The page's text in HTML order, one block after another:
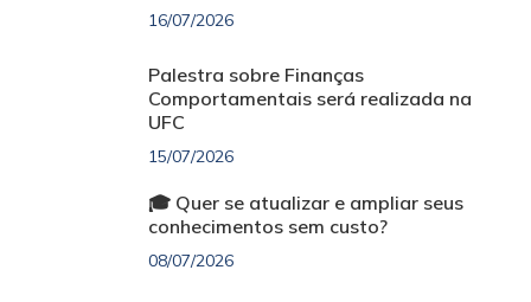
16/07/2026
Palestra sobre Finanças
Comportamentais será realizada na
UFC
15/07/2026
🎓 Quer se atualizar e ampliar seus
conhecimentos sem custo?
08/07/2026